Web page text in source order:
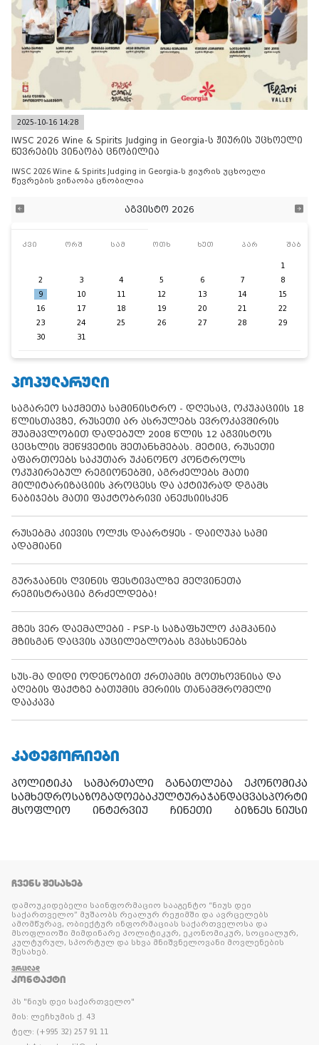
2025-10-16 14:28
IWSC 2026 Wine & Spirits Judging in Georgia-ს ჟიურის უცხოელი
წევრების ვინაობა ცნობილია
IWSC 2026 Wine & Spirits Judging in Georgia-ს ჟიურის უცხოელი
წევრების ვინაობა ცნობილია
აგვისტო 2026
კვი ორშ სამ ოთხ ხუთ პარ შაბ
1
2
3 4 5 6 7
8
9
10 11 12 13 14
15
16
17 18 19 20 21
22
23
24 25 26 27 28
29
30
31
ᲞᲝᲞᲣᲚᲐᲠᲣᲚᲘ
საგარეო საქმეთა სამინისტრო - დღესაც, ოკუპაციის 18
წლისთავზე, რუსეთი არ ასრულებს ევროკავშირის
შუამავლობით დადებულ 2008 წლის 12 აგვისტოს
ცეცხლის შეწყვეტის შეთანხმებას. მეტიც, რუსეთი
აფართოებს საკუთარ უკანონო კონტროლს
ოკუპირებულ რეგიონებში, აგრძელებს მათი
მილიტარიზაციის პროცესს და აქტიურად დგამს
ნაბიჯებს მათი ფაქტობრივი ანექსიისკენ
რუსებმა კიევის ოლქს დაარტყეს - დაიღუპა სამი
ადამიანი
გურჯაანის ღვინის ფესტივალზე მეღვინეთა
რეგისტრაცია გრძელდება!
მზეს ვერ დაემალები - PSP-ს საზაფხულო კამპანია
მზისგან დაცვის აუცილებლობას გვახსენებს
სუს-მა დიდი ოდენობით ქრთამის მოთხოვნისა და
აღების ფაქტზე ბათუმის მერიის თანამშრომელი
დააკავა
ᲙᲐᲢᲔᲒᲝᲠᲘᲔᲑᲘ
პოლიტიკა სამართალი განათლება
ეკონომიკა
სამხედროსაზოგადოებაკულტურაჯანდაცვასპორტი
მსოფლიო
ინტერვიუ ჩინეთი ბიზნეს ნიუსი
ᲩᲕᲔᲜᲡ ᲨᲔᲡᲐᲮᲔᲑ
დამოუკიდებელი საინფორმაციო სააგენტო “ნიუს დეი
საქართველო” მუშაობს რეალურ რეჟიმში და ავრცელებს
ამომწურავ, ობიექტურ ინფორმაციას საქართველოსა და
მსოფლიოში მიმდინარე პოლიტიკურ, ეკონომიკურ, სოციალურ,
კულტურულ, სპორტულ და სხვა მნიშვნელოვანი მოვლენების
შესახებ.
ᲕᲠᲪᲚᲐᲓ
ᲙᲝᲜᲢᲐᲥᲢᲘ
პს "ნიუს დეი საქართველო"
მის: ლეჩხუმის ქ. 43
ტელ: (+995 32) 257 91 11